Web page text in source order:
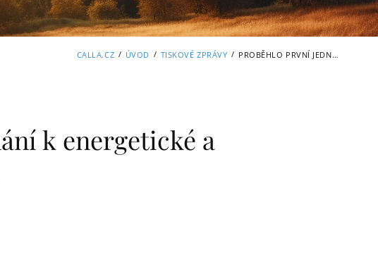
CALLA.CZ / ÚVOD / TISKOVÉ ZPRÁVY / PROBĚHLO PRVNÍ JEDNÁNÍ K ENERGETICKÉ A KLIMATICKÉ STRATEGII
k energetické a